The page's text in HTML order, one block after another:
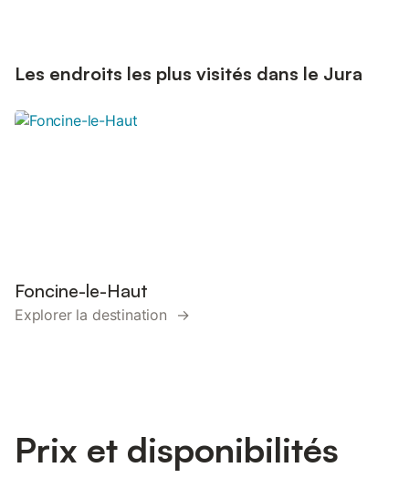
Les endroits les plus visités dans le Jura
Foncine-le-Haut
Explorer la destination →
Prix et disponibilités